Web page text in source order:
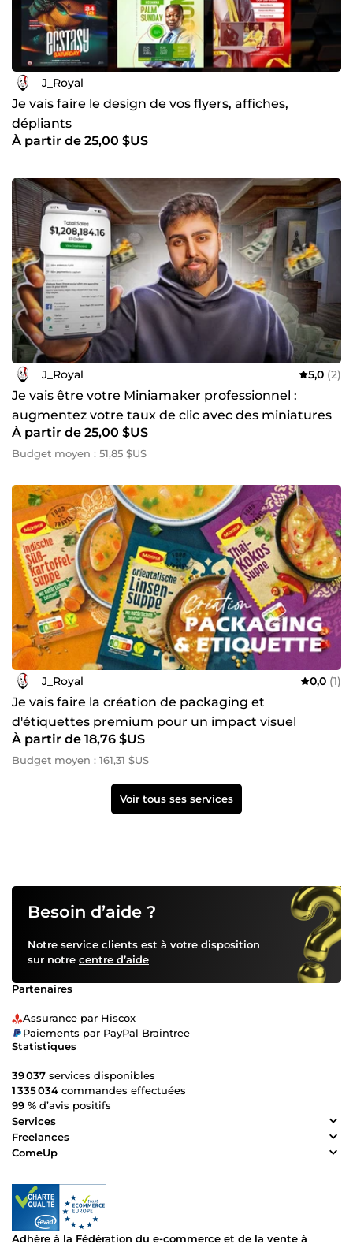
J_Royal
Je vais faire le design de vos flyers, affiches,
dépliants
À partir de 25,00 $US
J_Royal 5,0 (2)
Je vais être votre Miniamaker professionnel :
augmentez votre taux de clic avec des miniatures
sur-mesure
À partir de 25,00 $US
Budget moyen : 51,85 $US
J_Royal 0,0 (1)
Je vais faire la création de packaging et
d'étiquettes premium pour un impact visuel
optimal
À partir de 18,76 $US
Budget moyen : 161,31 $US
Voir tous ses services
Besoin d’aide ?
Notre service clients est à votre disposition
sur notre centre d’aide
Partenaires
Assurance par Hiscox
Paiements par PayPal Braintree
Statistiques
39 037 services disponibles
1 335 034 commandes effectuées
99 % d’avis positifs
Services
Freelances
ComeUp
Adhère à la Fédération du e-commerce et de la vente à